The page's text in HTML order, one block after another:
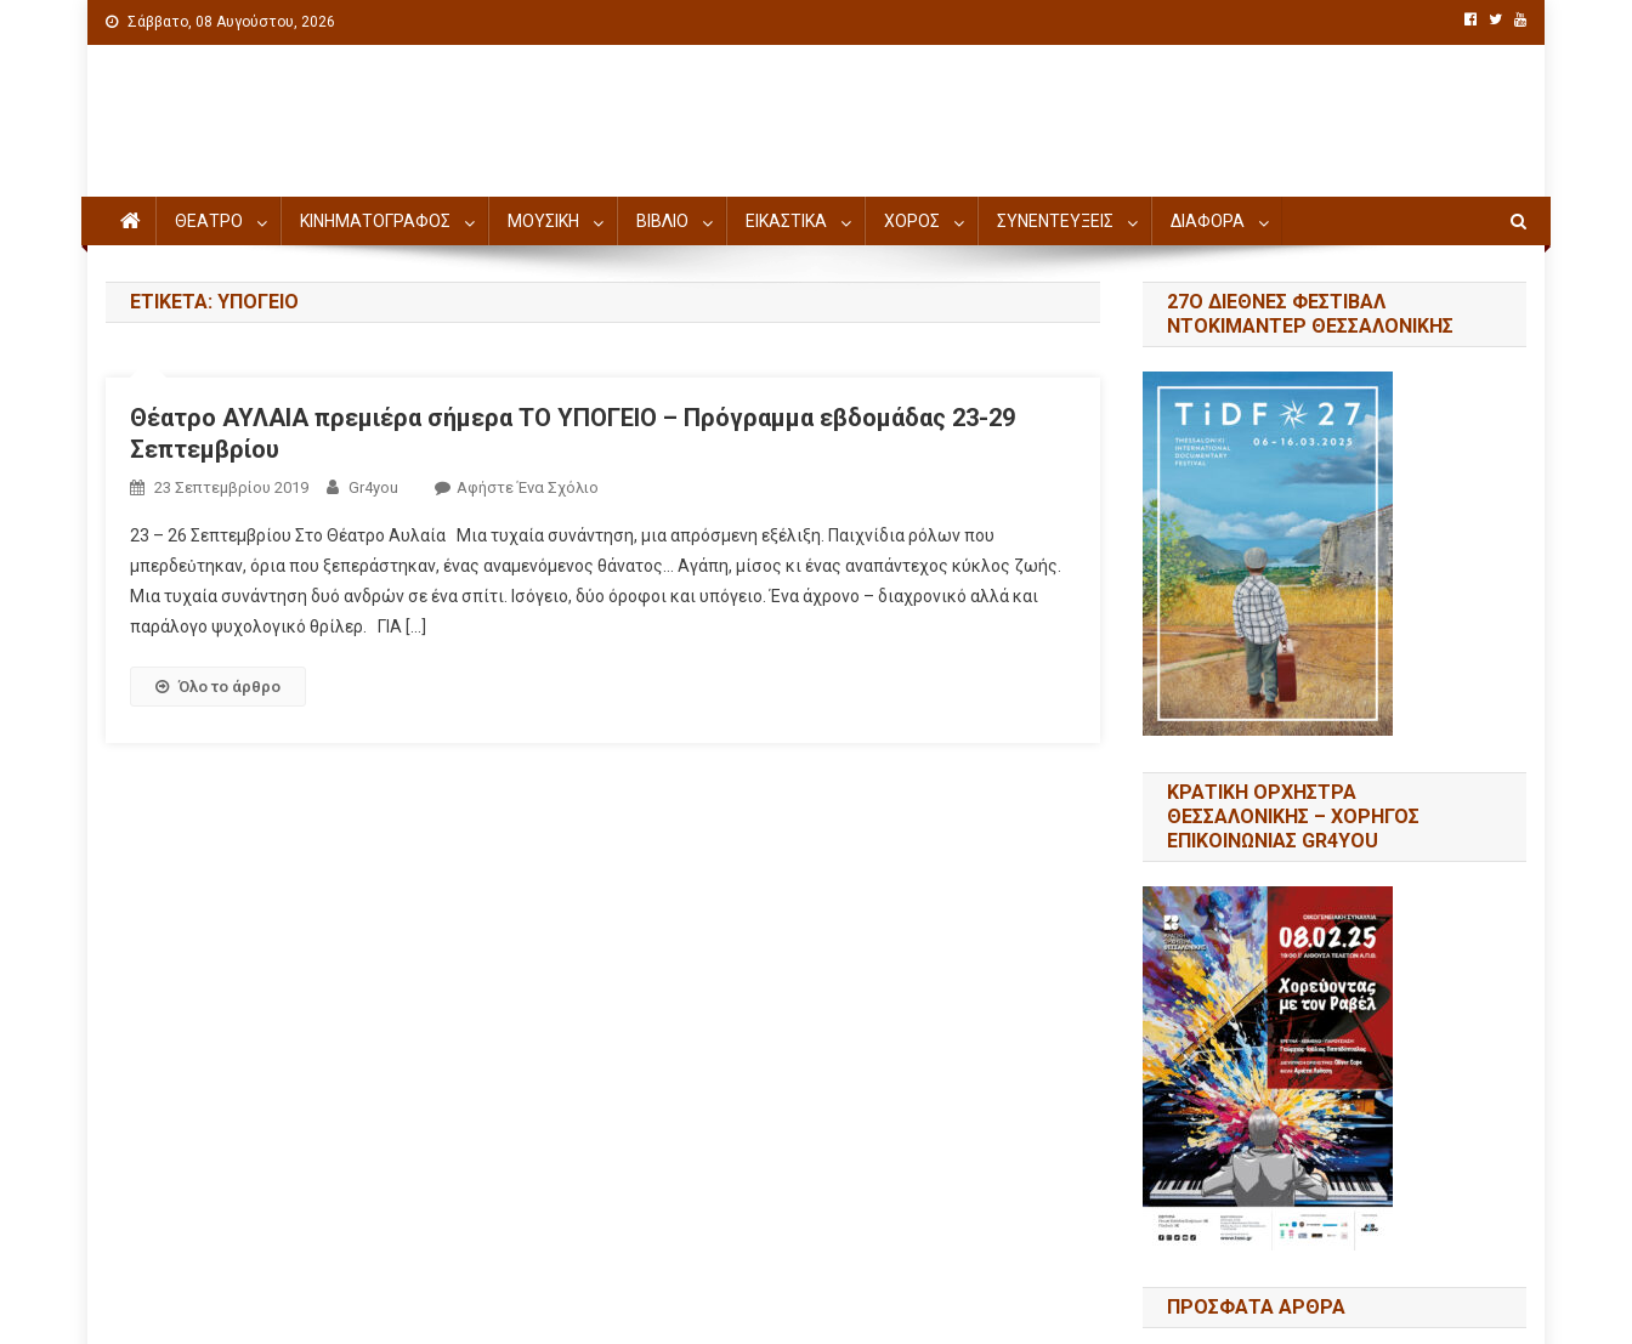
Σάββατο, 08 Αυγούστου, 2026
ΘΕΑΤΡΟ ΚΙΝΗΜΑΤΟΓΡΑΦΟΣ ΜΟΥΣΙΚΗ ΒΙΒΛΙΟ ΕΙΚΑΣΤΙΚΑ ΧΟΡΟΣ ΣΥΝΕΝΤΕΥΞΕΙΣ ΔΙΑΦΟΡΑ
ΕΤΙΚΈΤΑ: ΥΠΟΓΕΙΟ
Θέατρο ΑΥΛΑΙΑ πρεμιέρα σήμερα ΤΟ ΥΠΟΓΕΙΟ – Πρόγραμμα εβδομάδας 23-29
Σεπτεμβρίου
23 Σεπτεμβρίου 2019 Gr4you Αφήστε Ένα Σχόλιο
23 – 26 Σεπτεμβρίου Στο Θέατρο Αυλαία Μια τυχαία συνάντηση, μια απρόσμενη εξέλιξη. Παιχνίδια ρόλων που
μπερδεὐτηκαν, όρια που ξεπεράστηκαν, ένας αναμενόμενος θάνατος… Αγάπη, μίσος κι ένας αναπάντεχος κύκλος ζωής.
Μια τυχαία συνάντηση δυό ανδρών σε ένα σπίτι. Iσόγειο, δύο όροφοι και υπόγειο. Ένα άχρονο – διαχρονικό αλλά και
παράλογο ψυχολογικό θρίλερ. ΓΙΑ […]
Όλο το άρθρο
27Ο ΔΙΕΘΝΕΣ ΦΕΣΤΙΒΑΛ
ΝΤΟΚΙΜΑΝΤΕΡ ΘΕΣΣΑΛΟΝΙΚΗΣ
ΚΡΑΤΙΚΗ ΟΡΧΗΣΤΡΑ
ΘΕΣΣΑΛΟΝΙΚΗΣ – ΧΟΡΗΓΟΣ
ΕΠΙΚΟΙΝΩΝΙΑΣ GR4YOU
ΠΡΟΣΦΑΤΑ ΑΡΘΡΑ